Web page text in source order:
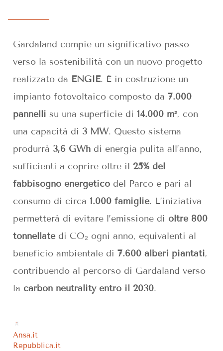
Gardaland compie un significativo passo
verso la sostenibilità con un nuovo progetto
realizzato da ENGIE. È in costruzione un
impianto fotovoltaico composto da 7.000
pannelli su una superficie di 14.000 m², con
una capacità di 3 MW. Questo sistema
produrrà 3,6 GWh di energia pulita all’anno,
sufficienti a coprire oltre il 25% del
fabbisogno energetico del Parco e pari al
consumo di circa 1.000 famiglie. L’iniziativa
permetterà di evitare l’emissione di oltre 800
tonnellatedi CO₂ ogni anno, equivalenti al
beneficio ambientale di 7.600 alberi piantati,
contribuendo al percorso di Gardaland verso
la carbon neutrality entro il 2030.
Ansa.it
Repubblica.it